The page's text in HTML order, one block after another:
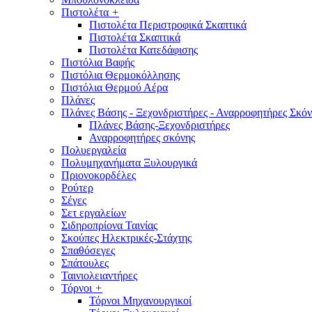
Πιστολέτα +
Πιστολέτα Περιστροφικά Σκαπτικά
Πιστολέτα Σκαπτικά
Πιστολέτα Κατεδάφισης
Πιστόλια Βαφής
Πιστόλια Θερμοκόλλησης
Πιστόλια Θερμού Αέρα
Πλάνες
Πλάνες Βάσης - Ξεχονδριστήρες - Αναρροφητήρες
Πλάνες Βάσης-Ξεχονδριστήρες
Αναρροφητήρες σκόνης
Πολυεργαλεία
Πολυμηχανήματα Ξυλουργικά
Πριονοκορδέλες
Ρούτερ
Σέγες
Σετ εργαλείων
Σιδηροπρίονα Ταινίας
Σκούπες Ηλεκτρικές-Στάχτης
Σπαθόσεγες
Σπάτουλες
Ταινιολειαντήρες
Τόρνοι +
Τόρνοι Μηχανουργικοί